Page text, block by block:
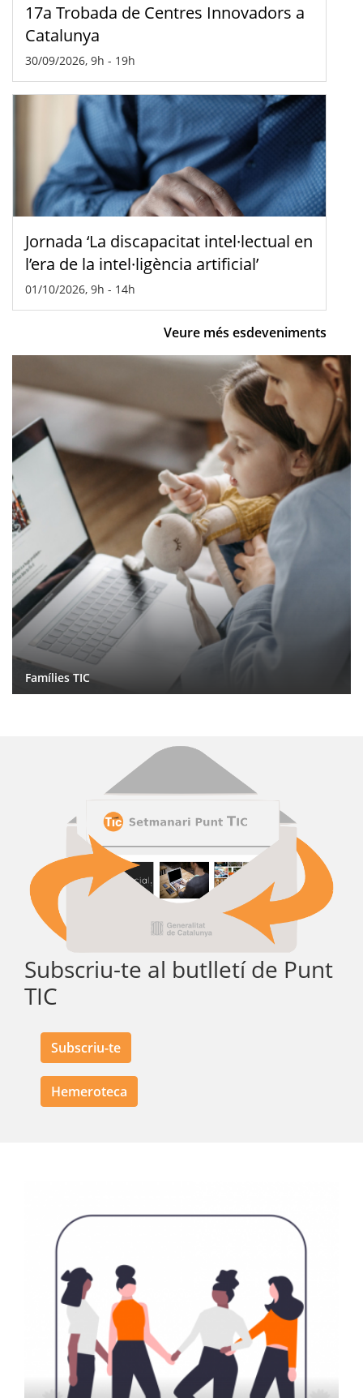
17a Trobada de Centres Innovadors a
Catalunya
30/09/2026, 9h - 19h
Jornada ‘La discapacitat intel·lectual en
l’era de la intel·ligència artificial’
01/10/2026, 9h - 14h
Veure més esdeveniments
Famílies TIC
Subscriu-te al butlletí de Punt
TIC
Subscriu-te
Hemeroteca